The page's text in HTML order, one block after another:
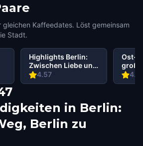
gleichen Kaffeedates. Löst gemeinsam
Stadt.
4.57
Highlights Berlin:
Zwischen Liebe und
Krieg
Ost-
in Berlin:
Berlin zu